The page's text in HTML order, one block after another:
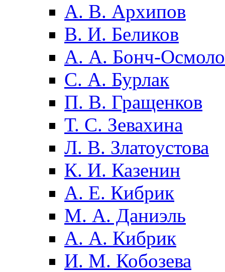
А. В. Архипов
В. И. Беликов
А. А. Бонч-
С. А. Бурлак
П. В. Гращенков
Т. С. Зевахина
Л. В. Златоустова
К. И. Казенин
А. Е. Кибрик
М. А. Даниэль
А. А. Кибрик
И. М. Кобозева